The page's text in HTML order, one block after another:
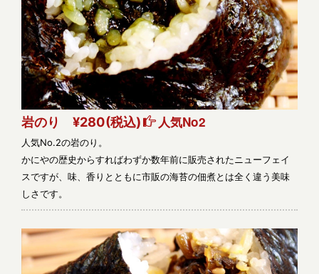
岩のり ¥280(税込) 人気No2
人気No.2の岩のり。
かにやの歴史からすればわずか数年前に販売されたニューフェイ
スですが、味、香りとともに市販の海苔の佃煮とは全く違う美味
しさです。